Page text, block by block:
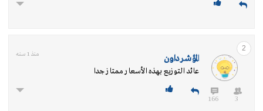
2
3
166
المؤشر داون منذ 1 سنه
عائد التوزيع بهذه الأسعار ممتاز جدا